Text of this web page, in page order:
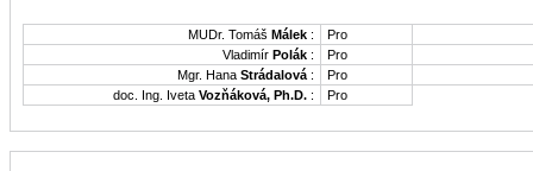
MUDr. Tomáš Málek :
Pro
Vladimír Polák :
Pro
Mgr. Hana Strádalová :
Pro
doc. Ing. Iveta Vozňáková, Ph.D. : Pro